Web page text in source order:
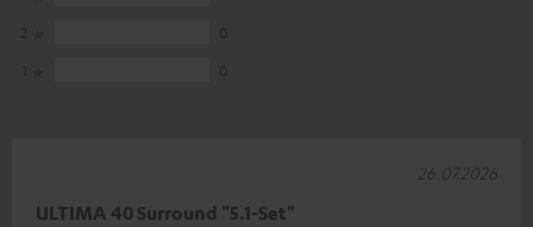
ULTIMA 40 Surround "5.1-Set"
26.07.2026